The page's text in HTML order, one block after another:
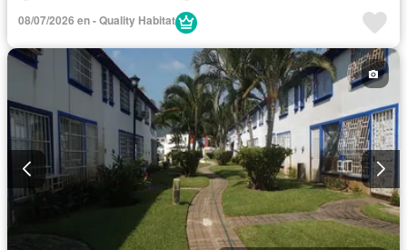
Completamente amueblado
08/07/2026 en - Quality Habitat